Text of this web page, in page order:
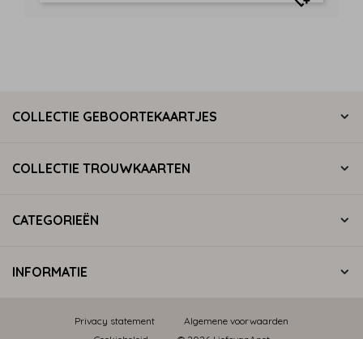
COLLECTIE GEBOORTEKAARTJES
COLLECTIE TROUWKAARTEN
CATEGORIEËN
INFORMATIE
Privacy statement
Algemene voorwaarden